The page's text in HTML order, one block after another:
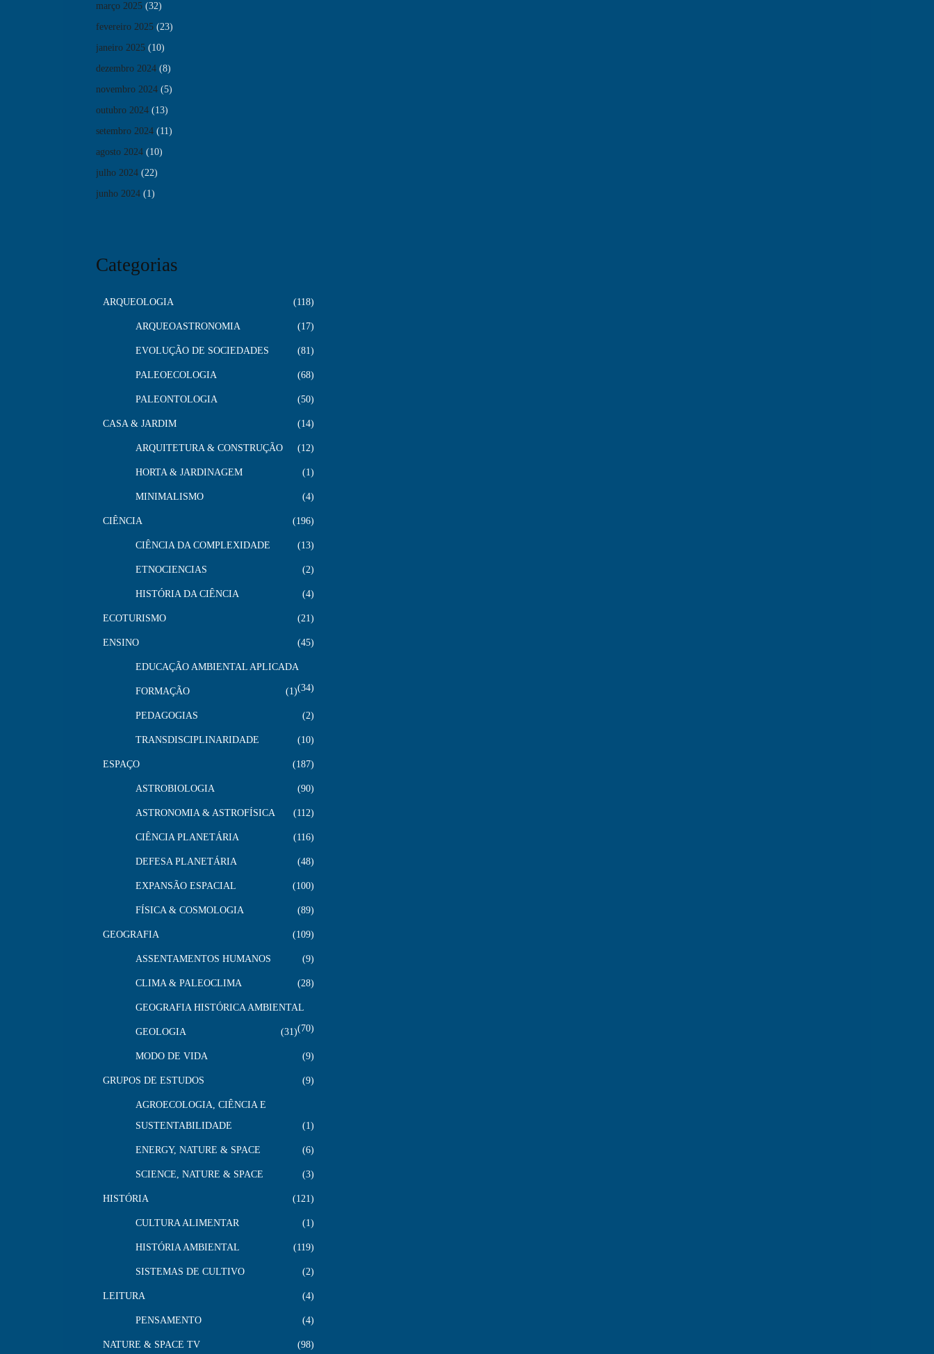
março 2025 (32)
fevereiro 2025 (23)
janeiro 2025 (10)
dezembro 2024 (8)
novembro 2024 (5)
outubro 2024 (13)
setembro 2024 (11)
agosto 2024 (10)
julho 2024 (22)
junho 2024 (1)
Categorias
ARQUEOLOGIA 118
ARQUEOASTRONOMIA 17
EVOLUÇÃO DE SOCIEDADES 81
PALEOECOLOGIA 68
PALEONTOLOGIA 50
CASA & JARDIM 14
ARQUITETURA & CONSTRUÇÃO 12
HORTA & JARDINAGEM 1
MINIMALISMO 4
CIÊNCIA 196
CIÊNCIA DA COMPLEXIDADE 13
ETNOCIENCIAS 2
HISTÓRIA DA CIÊNCIA 4
ECOTURISMO 21
ENSINO 45
EDUCAÇÃO AMBIENTAL APLICADA
34
FORMAÇÃO 1
PEDAGOGIAS 2
TRANSDISCIPLINARIDADE 10
ESPAÇO 187
ASTROBIOLOGIA 90
ASTRONOMIA & ASTROFÍSICA 112
CIÊNCIA PLANETÁRIA 116
DEFESA PLANETÁRIA 48
EXPANSÃO ESPACIAL 100
FÍSICA & COSMOLOGIA 89
GEOGRAFIA 109
ASSENTAMENTOS HUMANOS 9
CLIMA & PALEOCLIMA 28
GEOGRAFIA HISTÓRICA AMBIENTAL
70
GEOLOGIA 31
MODO DE VIDA 9
GRUPOS DE ESTUDOS 9
AGROECOLOGIA, CIÊNCIA E
SUSTENTABILIDADE
1
ENERGY, NATURE & SPACE 6
SCIENCE, NATURE & SPACE 3
HISTÓRIA 121
CULTURA ALIMENTAR 1
HISTÓRIA AMBIENTAL 119
SISTEMAS DE CULTIVO 2
LEITURA 4
PENSAMENTO 4
NATURE & SPACE TV 98